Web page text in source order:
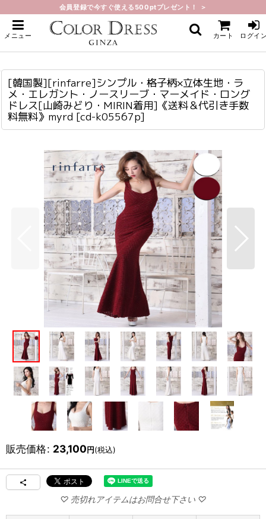
会員登録で今すぐ使える500ptプレゼント！ ＞
メニュー カート ログイ
ホーム > ロング・マキシ
[韓国製][rinfarre]シンプル・格子柄×立体生地・ラメ・エレガント・ノースリー
ブ・マーメイド・ロングドレス[山崎みどり・MIRIN着用]《送料＆代引き手数料無
[韓国製][rinfarre]シンプル・格子柄×立体生地・ラ
メ・エレガント・ノースリーブ・マーメイド・ロング
ドレス[山崎みどり・MIRIN着用]《送料＆代引き手数
料無料》myrd [cd-k05567p]
販売価格: 23,100円(税込)